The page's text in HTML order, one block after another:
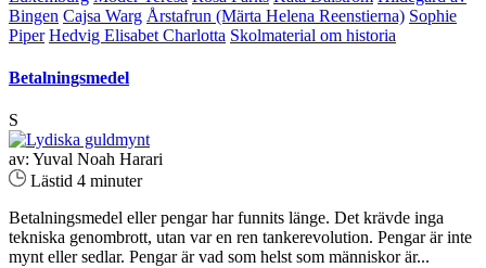
Bingen Cajsa Warg Årstafrun (Märta Helena Reenstierna) Sophie
Piper Hedvig Elisabet Charlotta Skolmaterial om historia
Betalningsmedel
S
av: Yuval Noah Harari
Lästid 4 minuter
Betalningsmedel eller pengar har funnits länge. Det krävde inga
tekniska genombrott, utan var en ren tankerevolution. Pengar är inte
mynt eller sedlar. Pengar är vad som helst som människor är...